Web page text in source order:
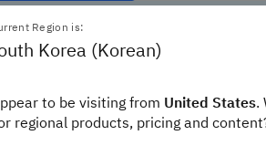
레이북
는 기반으로 어떻게 전환할 수 있는지 명확
니스를 강
Region is:
Korea (Korean)
to be visiting from United States.
regional products, pricing and